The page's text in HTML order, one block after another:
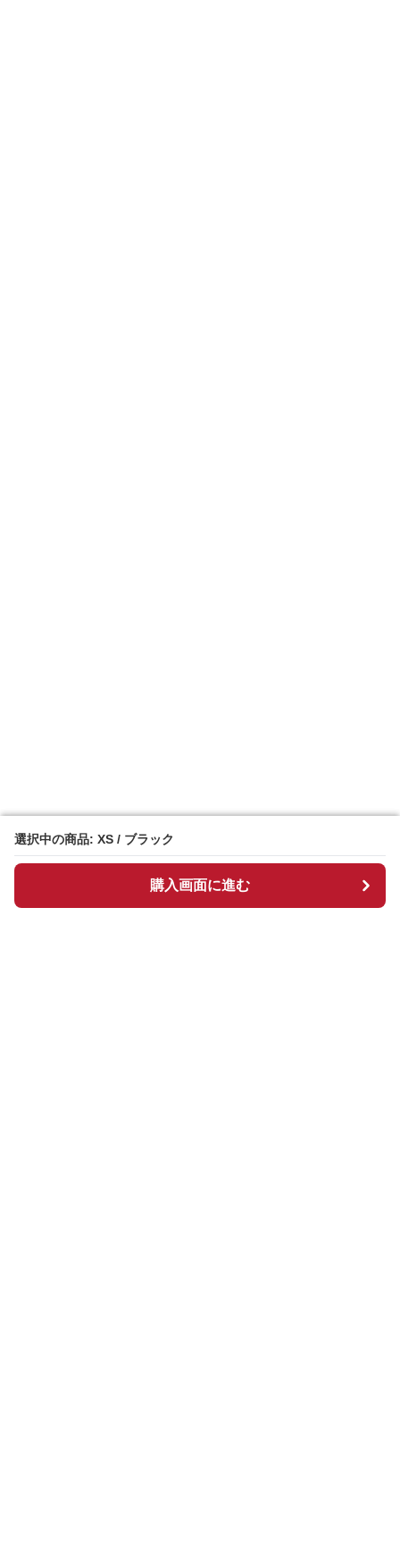
選択中の商品: XS / ブラック
購入画面に進む
選択中の商品: XS / ブラック
購入画面に進む